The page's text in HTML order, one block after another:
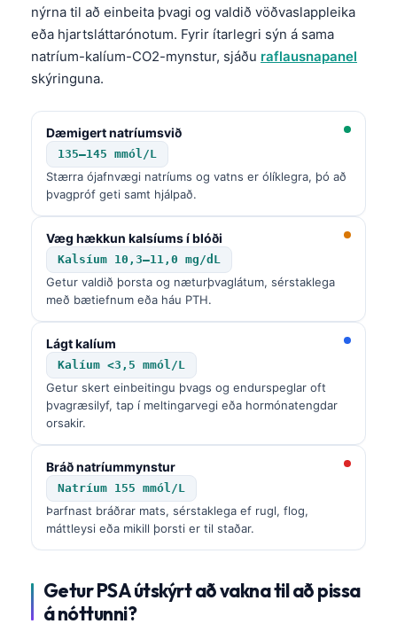
nýrna til að einbeita þvagi og valdið vöðvaslappleika
eða hjartsláttarónotum. Fyrir ítarlegri sýn á sama
natríum-kalíum-CO2-mynstur, sjáðu raflausnapanel
skýringuna.
Dæmigert natríumsvið
135–145 mmól/L
Stærra ójafnvægi natríums og vatns er ólíklegra, þó að
þvagpróf geti samt hjálpað.
Væg hækkun kalsíums í blóði
Kalsíum 10,3–11,0 mg/dL
Getur valdið þorsta og næturþvaglátum, sérstaklega
með bætiefnum eða háu PTH.
Lágt kalíum
Kalíum <3,5 mmól/L
Getur skert einbeitingu þvags og endurspeglar oft
þvagræsilyf, tap í meltingarvegi eða hormónatengdar
orsakir.
Bráð natríummynstur
Natríum 155 mmól/L
Þarfnast bráðrar mats, sérstaklega ef rugl, flog,
máttleysi eða mikill þorsti er til staðar.
Getur PSA útskýrt að vakna til að pissa
á nóttunni?